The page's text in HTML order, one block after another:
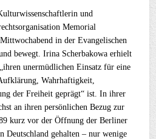
und
Memorial
in der Evangelischen
bewegt. Irina Scherbakowa erhielt
unermüdlichen Einsatz für eine
Wahrhaftigkeit,
der Freiheit geprägt“ ist. In ihrer
an ihren persönlichen Bezug zur
kurz vor der Öffnung der Berliner
Deutschland gehalten – nur wenige